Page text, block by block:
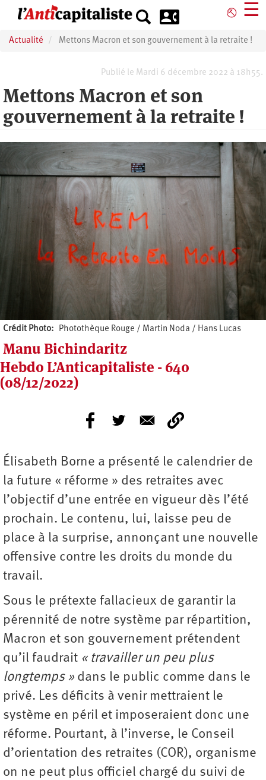
principal
⎋ ☰
Actualité Mettons Macron et son gouvernement à la retraite !
Publié le Mardi 6 décembre 2022 à 18h55.
Mettons Macron et son
gouvernement à la retraite !
Crédit Photo Photothèque Rouge / Martin Noda / Hans Lucas
Manu Bichindaritz
Hebdo L’Anticapitaliste - 640
(08/12/2022)
Élisabeth Borne a présenté le calendrier de
la future « réforme » des retraites avec
l’objectif d’une entrée en vigueur dès l’été
prochain. Le contenu, lui, laisse peu de
place à la surprise, annonçant une nouvelle
offensive contre les droits du monde du
travail.
Sous le prétexte fallacieux de garantir la
pérennité de notre système par répartition,
Macron et son gouvernement prétendent
qu’il faudrait « travailler un peu plus
longtemps » dans le public comme dans le
privé. Les déficits à venir mettraient le
système en péril et imposeraient donc une
réforme. Pourtant, à l’inverse, le Conseil
d’orientation des retraites (COR), organisme
on ne peut plus officiel chargé du suivi de